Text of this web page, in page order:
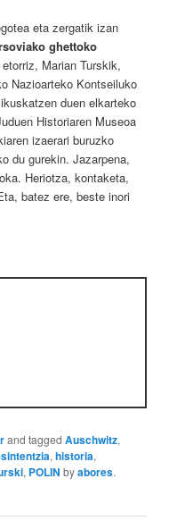
eta zergatik izan
ghettoko
Marian Turskik,
Nazioarteko Kontseiluko
duen elkarteko
Historiaren Museoa
izaerari buruzko
du gurekin. Jazarpena,
Heriotza, kontaketa,
batez ere, beste inori
and taggedAuschwitz,
,historia,
, POLIN byabores.